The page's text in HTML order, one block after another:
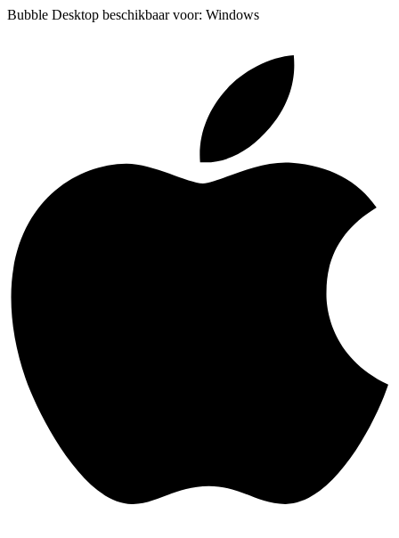
Bubble Desktop beschikbaar voor: Windows